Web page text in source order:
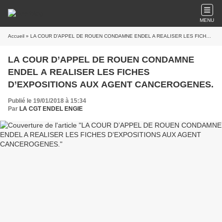
MENU
Accueil » LA COUR D’APPEL DE ROUEN CONDAMNE ENDEL A REALISER LES FICHES D’EXPOSITIONS AUX AGENT CANCEROGENES.
LA COUR D’APPEL DE ROUEN CONDAMNE
ENDEL A REALISER LES FICHES
D’EXPOSITIONS AUX AGENT CANCEROGENES.
Publié le 19/01/2018 à 15:34
Par LA CGT ENDEL ENGIE